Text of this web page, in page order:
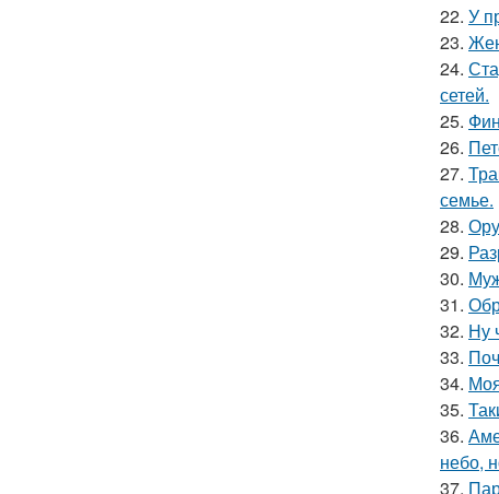
22. У
23.
24.
сетей.
25.
26.
27.
семье.
28.
29.
30.
31.
32. Ну
33.
34.
35.
36.
небо,
37.